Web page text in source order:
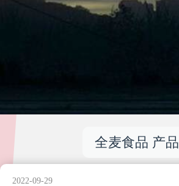
全麦食品 产品
2022-09-29